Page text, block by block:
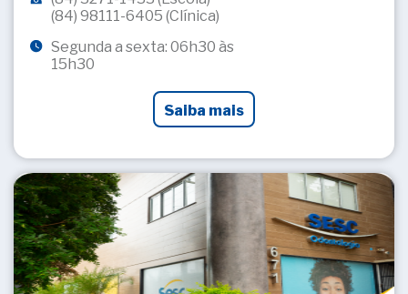
(84) 98111-6405 (Clínica)
Segunda a sexta: 06h30 às
15h30
Saiba mais